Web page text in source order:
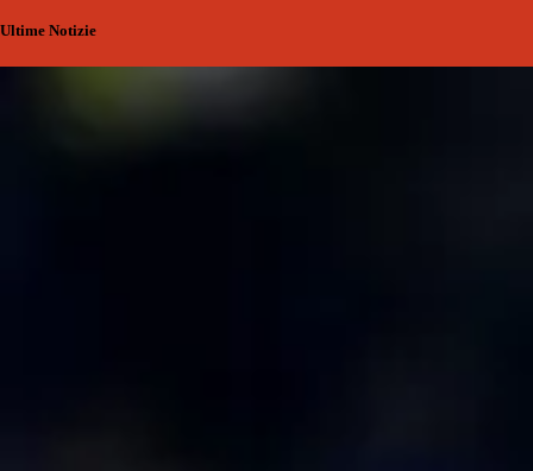
Ultime Notizie